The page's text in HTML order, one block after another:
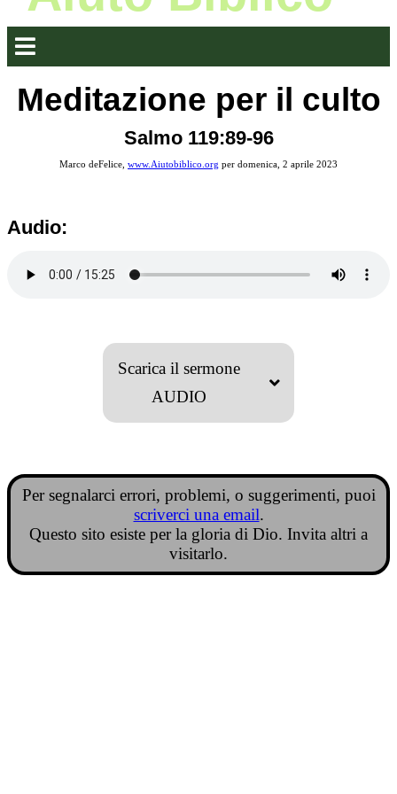
Meditazione per il culto
Salmo 119:89-96
Marco deFelice, www.Aiutobiblico.org per domenica, 2 aprile 2023
Audio:
Scarica il sermone
AUDIO
Per segnalarci errori, problemi, o suggerimenti, puoi
scriverci una email.
Questo sito esiste per la gloria di Dio. Invita altri a
visitarlo.